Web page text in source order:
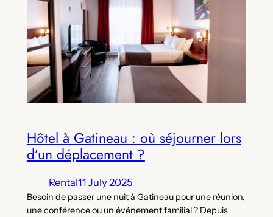
Hôtel à Gatineau : où séjourner lors
d’un déplacement ?
Rental11 July 2025
Besoin de passer une nuit à Gatineau pour une réunion,
une conférence ou un événement familial ? Depuis